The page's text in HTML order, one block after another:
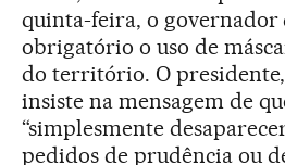
quinta-feira, o governador
obrigatório o uso de
do território. O
insiste na mensagem de
“simplesmente
pedidos de prudência ou